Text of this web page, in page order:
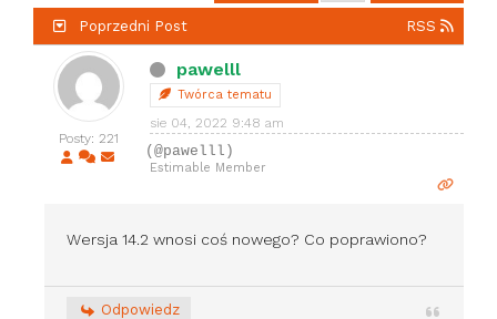
Poprzedni Post RSS
Posty: 221
pawelll
Twórca tematu
sie 04, 2022 9:48 am
(@pawelll)
Estimable Member
Wersja 14.2 wnosi coś nowego? Co poprawiono?
Odpowiedz